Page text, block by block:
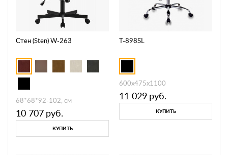
Стен (Sten) W-263
68*68*92-102, см
10 707 руб.
КУПИТЬ
T-898SL
600х475х1100
11 029 руб.
КУПИТЬ